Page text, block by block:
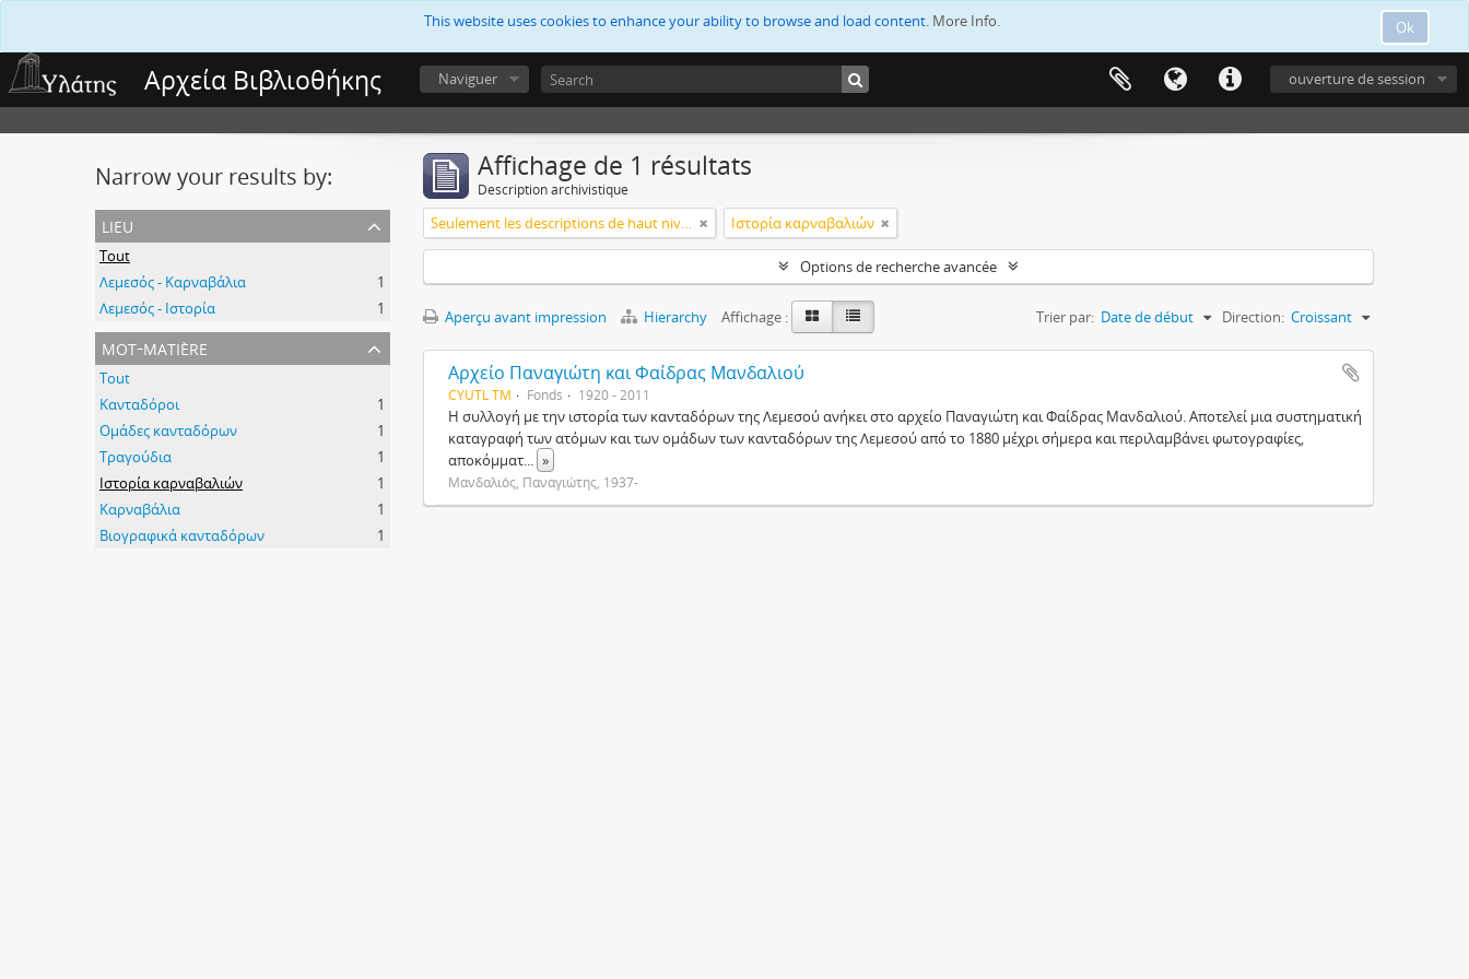
Ok
This website uses cookies to enhance your ability to browse and load content. More Info.
Αρχεία Βιβλιοθήκης ouverture de session
Naviguer
Narrow your results by:
lieu
Tout
Λεμεσός - Καρναβάλια
1
Λεμεσός - Ιστορία
1
mot-matière
Tout
Κανταδόροι
1
Ομάδες κανταδόρων
1
Τραγούδια
1
Ιστορία καρναβαλιών
1
Καρναβάλια
1
Βιογραφικά κανταδόρων
1
Affichage de 1 résultats
Description archivistique
Seulement les descriptions de haut niveau Ιστορία καρναβαλιών
Options de recherche avancée
Aperçu avant impression Hierarchy Affichage : Trier par: Date de début Direction: Croissant
Αρχείο Παναγιώτη και Φαίδρας Μανδαλιού
CYUTL TM Fonds 1920 - 2011
Η συλλογή με την ιστορία των κανταδόρων της Λεμεσού ανήκει στο αρχείο Παναγιώτη και Φαίδρας Μανδαλιού. Αποτελεί μια συστηματική
καταγραφή των ατόμων και των ομάδων των κανταδόρων της Λεμεσού από το 1880 μέχρι σήμερα και περιλαμβάνει φωτογραφίες,
αποκόμματ... »
Μανδαλιός, Παναγιώτης, 1937-